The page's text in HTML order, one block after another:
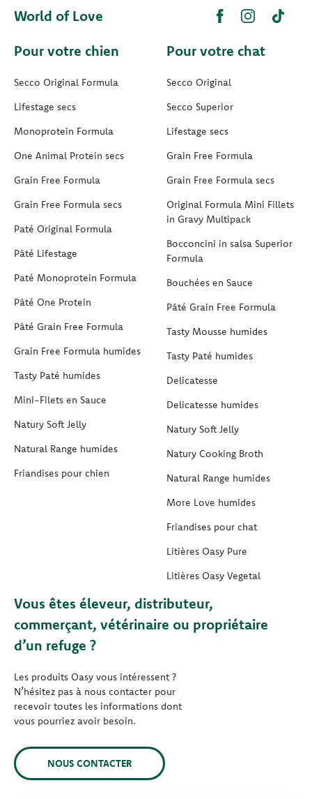
World of Love
Pour votre chien
Secco Original Formula
Lifestage secs
Monoprotein Formula
One Animal Protein secs
Grain Free Formula
Grain Free Formula secs
Paté Original Formula
Pâté Lifestage
Paté Monoprotein Formula
Pâté One Protein
Pâté Grain Free Formula
Grain Free Formula humides
Tasty Paté humides
Mini-Filets en Sauce
Natury Soft Jelly
Natural Range humides
Friandises pour chien
Pour votre chat
Secco Original
Secco Superior
Lifestage secs
Grain Free Formula
Grain Free Formula secs
Original Formula Mini Fillets
in Gravy Multipack
Bocconcini in salsa Superior
Formula
Bouchées en Sauce
Pâté Grain Free Formula
Tasty Mousse humides
Tasty Paté humides
Delicatesse
Delicatesse humides
Natury Soft Jelly
Natury Cooking Broth
Natural Range humides
More Love humides
Friandises pour chat
Litières Oasy Pure
Litières Oasy Vegetal
Vous êtes éleveur, distributeur,
commerçant, vétérinaire ou propriétaire
d’un refuge ?
Les produits Oasy vous intéressent ?
N’hésitez pas à nous contacter pour
recevoir toutes les informations dont
vous pourriez avoir besoin.
NOUS CONTACTER